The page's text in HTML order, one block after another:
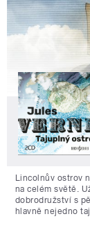
Lincolnův ostrov
na celém světě.
dobrodružství s
hlavně nejedno